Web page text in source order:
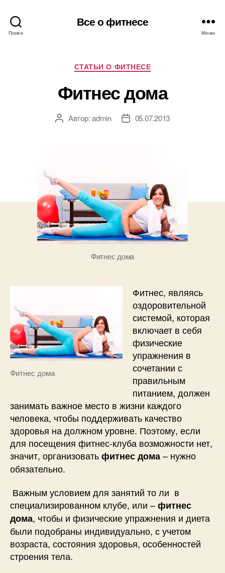
Поиск
Все о фитнесе
Меню
Рубрики
СТАТЬИ О ФИТНЕСЕ
Фитнес дома
АвторАвтор:admin
Дата05.07.2013
Фитнес дома
Фитнес дома
Фитнес, являясь
оздоровительной
системой, которая
включает в себя
физические
упражнения в
сочетании с
правильным
питанием, должен
занимать важное место в жизни каждого
человека, чтобы поддерживать качество
здоровья на должном уровне. Поэтому, если
для посещения фитнес-клуба возможности нет,
значит, организоватьфитнес дома– нужно
обязательно.
Важным условием для занятий то ли в
специализированном клубе, или –фитнес
дома, чтобы и физические упражнения и диета
были подобраны индивидуально, с учетом
возраста, состояния здоровья, особенностей
строения тела.